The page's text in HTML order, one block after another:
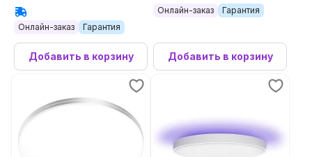
Онлайн-заказ Гарантия
Добавить в корзину
Онлайн-заказ Гарантия
Добавить в корзину